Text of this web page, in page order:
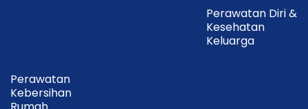
Perawatan Diri &
Kesehatan
Keluarga
Perawatan
Kebersihan